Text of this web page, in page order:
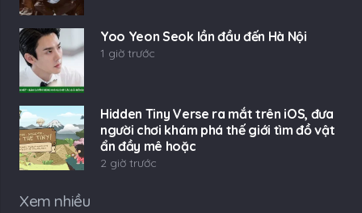
Yoo Yeon Seok lần đầu đến Hà Nội
1 giờ trước
Hidden Tiny Verse ra mắt trên iOS, đưa
người chơi khám phá thế giới tìm đồ vật
ẩn đầy mê hoặc
2 giờ trước
Xem nhiều